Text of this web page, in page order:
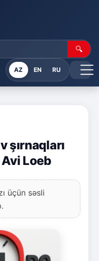
🔍
AZ EN RU
şırnaqları
Loeb
üçün səsli